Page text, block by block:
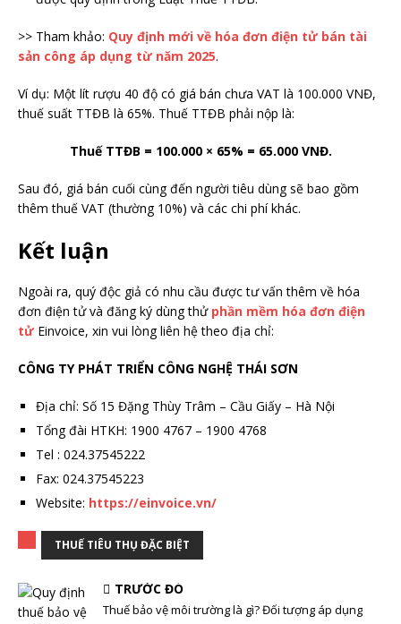
>> Tham khảo: Quy định mới về hóa đơn điện tử bán tài
sản công áp dụng từ năm 2025.
Ví dụ: Một lít rượu 40 độ có giá bán chưa VAT là 100.000 VNĐ,
thuế suất TTĐB là 65%. Thuế TTĐB phải nộp là:
Thuế TTĐB = 100.000 × 65% = 65.000 VNĐ.
Sau đó, giá bán cuối cùng đến người tiêu dùng sẽ bao gồm
thêm thuế VAT (thường 10%) và các chi phí khác.
Kết luận
Ngoài ra, quý độc giả có nhu cầu được tư vấn thêm về hóa
đơn điện tử và đăng ký dùng thử phần mềm hóa đơn điện
tửEinvoice, xin vui lòng liên hệ theo địa chỉ:
CÔNG TY PHÁT TRIỂN CÔNG NGHỆ THÁI SƠN
Địa chỉ: Số 15 Đặng Thùy Trâm – Cầu Giấy – Hà Nội
Tổng đài HTKH: 1900 4767 – 1900 4768
Tel : 024.37545222
Fax: 024.37545223
Website: https://einvoice.vn/
THUẾ TIÊU THỤ ĐẶC BIỆT
TRƯỚC ĐÓ
Thuế bảo vệ môi trường là gì? Đối tượng áp dụng